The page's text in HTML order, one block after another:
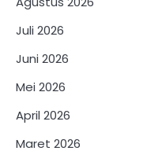
Juli 2026
Juni 2026
Mei 2026
April 2026
Maret 2026